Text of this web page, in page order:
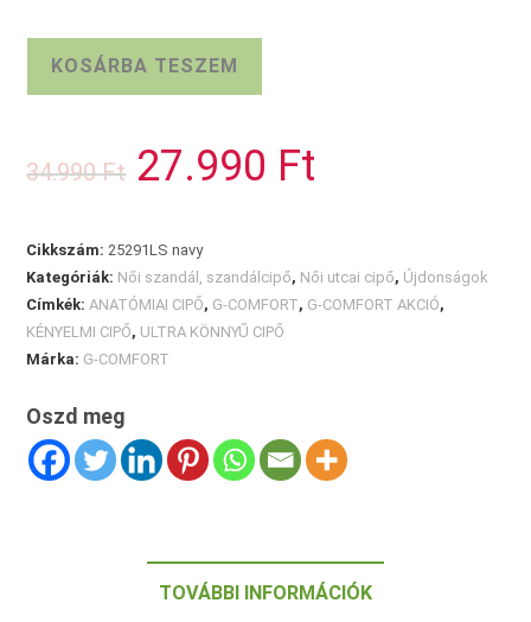
mennyiség
KOSÁRBA TESZEM
34.990Ft
Original
price
was:
27.990 Ft
Cikkszám: 25291LS navy
Kategóriák: Női szandál, szandálcipő, Női utcai cipő, Újdonságok
Címkék: ANATÓMIAI CIPŐ, G-COMFORT, G-COMFORT AKCIÓ,
KÉNYELMI CIPŐ, ULTRA KÖNNYŰ CIPŐ
Márka: G-COMFORT
Oszd meg
TOVÁBBI INFORMÁCIÓK